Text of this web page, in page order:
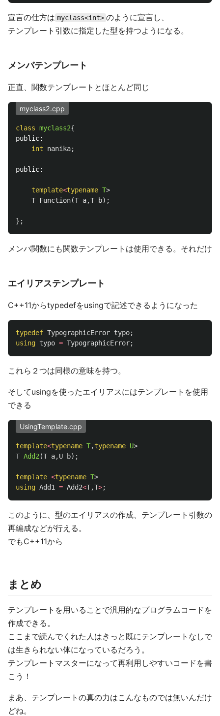
宣言の仕方は myclass<int> のように宣言し、
テンプレート引数に指定した型を持つようになる。
メンバテンプレート
正直、関数テンプレートとほとんど同じ
myclass2.cpp
class myclass2{
public:
int
nanika;
public:
template<typename T>
T Function(T a,T b);
};
メンバ関数にも関数テンプレートは使用できる。それだけ
エイリアステンプレート
C++11からtypedefをusingで記述できるようになった
typedef TypographicError typo;
using typo = TypographicError;
これら２つは同様の意味を持つ。
そしてusingを使ったエイリアスにはテンプレートを使用
できる
UsingTemplate.cpp
template<typename T,typename U>
T Add2 (T a,U b);
template <typename T>
using Add1 = Add2<T,T>;
このように、型のエイリアスの作成、テンプレート引数の
再編成などが行える。
でもC++11から
まとめ
テンプレートを用いることで汎用的なプログラムコードを
作成できる。
ここまで読んでくれた人はきっと既にテンプレートなしで
は生きられない体になっているだろう。
テンプレートマスターになって再利用しやすいコードを書
こう！
まあ、テンプレートの真の力はこんなものでは無いんだけ
どね。